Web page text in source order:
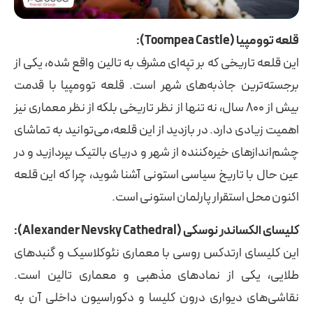
قلعه توومپیا (Toompea Castle):
این قلعه تاریخی که بر تپه‌ای مشرف به تالین واقع شده، یکی از
برجسته‌ترین جاذبه‌های شهر است. قلعه توومپیا با قدمت
بیش از 800 سال، نه تنها از نظر تاریخی بلکه از نظر معماری نیز
اهمیت زیادی دارد. در بازدید از این قلعه، می‌توانید به تماشای
چشم‌اندازهای خیره‌کننده از شهر و دریای بالتیک بپردازید و در
عین حال با تاریخ سیاسی استونی آشنا شوید، چرا که این قلعه
اکنون محل استقرار پارلمان استونی است.
کلیسای الکساندر نوسکی (Alexander Nevsky Cathedral):
این کلیسای ارتدکس روسی با معماری نئوکلاسیک و گنبدهای
طلایی، یکی از نمادهای مذهبی و معماری تالین است.
نقاشی‌های دیواری درون کلیسا و دکوراسیون داخلی آن به